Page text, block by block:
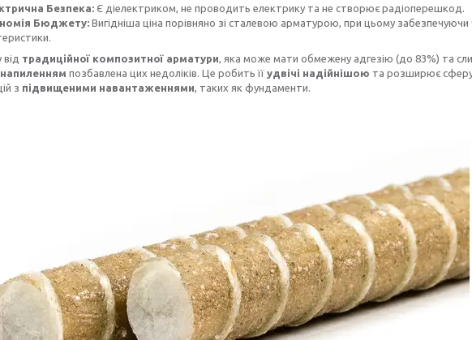
Безпека: Є діелектриком, не проводить електрику та не створює радіоперешкод.
Бюджету: Вигідніша ціна порівняно зі сталевою арматурою, при цьому забезпечуючи
від традиційної композитної арматури , яка може мати обмежену адгезію (до 83%) та
позбавлена цих недоліків. Це робить її удвічі надійнішою та розширює сферу
з підвищеними навантаженнями , таких як фундаменти.